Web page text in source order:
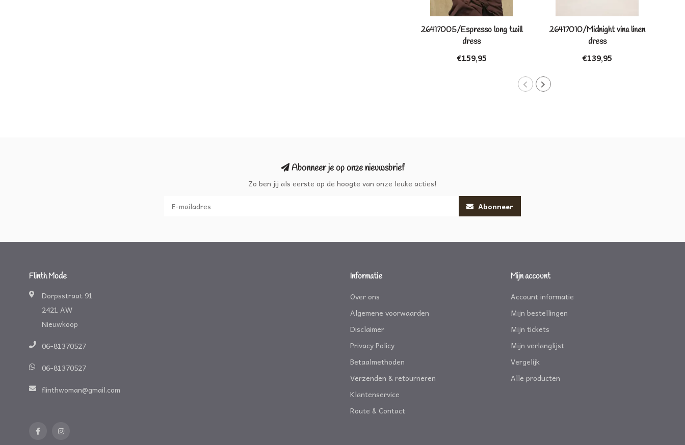
26417005/Espresso long twill
dress
€159,95
26417010/Midnight vina linen
dress
€139,95
Abonneer je op onze nieuwsbrief
Zo ben jij als eerste op de hoogte van onze leuke acties!
Abonneer
Flinth Mode
Dorpsstraat 91
2421 AW
Nieuwkoop
06-81370527
06-81370527
flinthwoman@gmail.com
Informatie
Over ons
Algemene voorwaarden
Disclaimer
Privacy Policy
Betaalmethoden
Verzenden & retourneren
Klantenservice
Route & Contact
Mijn account
Account informatie
Mijn bestellingen
Mijn tickets
Mijn verlanglijst
Vergelijk
Alle producten